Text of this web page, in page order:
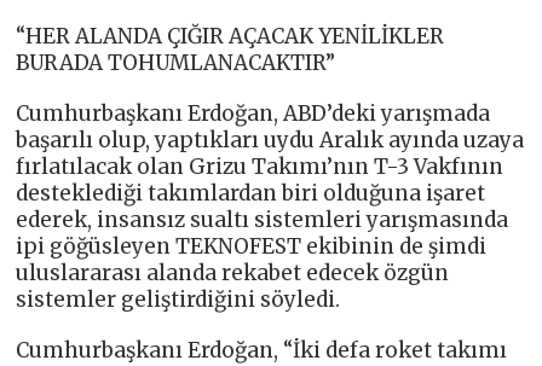
“HER ALANDA ÇIĞIR AÇACAK YENİLİKLER
BURADA TOHUMLANACAKTIR”
Cumhurbaşkanı Erdoğan, ABD’deki yarışmada
başarılı olup, yaptıkları uydu Aralık ayında uzaya
fırlatılacak olan Grizu Takımı’nın T-3 Vakfının
desteklediği takımlardan biri olduğuna işaret
ederek, insansız sualtı sistemleri yarışmasında
ipi göğüsleyen TEKNOFEST ekibinin de şimdi
uluslararası alanda rekabet edecek özgün
sistemler geliştirdiğini söyledi.
Cumhurbaşkanı Erdoğan, “İki defa roket takımı